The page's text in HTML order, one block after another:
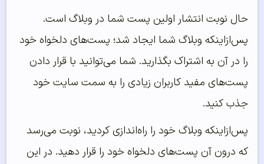
حال نوبت انتشار اولین پست شما در وبلاگ است.
پس‌ازاینکه وبلاگ شما ایجاد شد؛ پست‌های دلخواه خود
را در آن به اشتراک بگذارید. شما می‌توانید با قرار دادن
پست‌های مفید کاربران زیادی را به سمت سایت خود
جذب کنید.
پس‌ازاینکه وبلاگ خود را راه‌اندازی کردید، نوبت می‌رسد
که درون آن پست‌های دلخواه خود را قرار دهید. در این